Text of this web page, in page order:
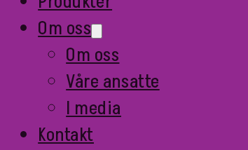
Om oss
Om oss
Våre ansatte
I media
Kontakt